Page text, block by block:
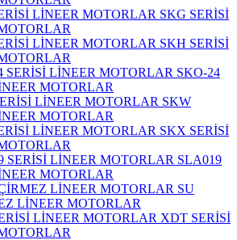
SKG SERİSİ
SKH SERİSİ
SKO-24
MOTORLAR
SKW
MOTORLAR
SKX SERİSİ
SLA019
MOTORLAR
SU
LİNEER MOTORLAR
XDT SERİSİ